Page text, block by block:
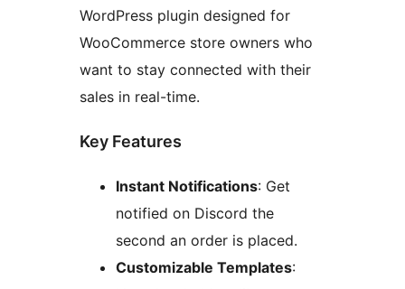
WordPress plugin designed for
WooCommerce store owners who
want to stay connected with their
sales in real-time.
Key Features
Instant Notifications: Get
notified on Discord the
second an order is placed.
Customizable Templates: